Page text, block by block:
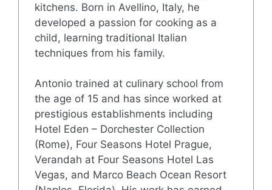
kitchens. Born in Avellino, Italy, he
developed a passion for cooking as a
child, learning traditional Italian
techniques from his family.
Antonio trained at culinary school from
the age of 15 and has since worked at
prestigious establishments including
Hotel Eden – Dorchester Collection
(Rome), Four Seasons Hotel Prague,
Verandah at Four Seasons Hotel Las
Vegas, and Marco Beach Ocean Resort